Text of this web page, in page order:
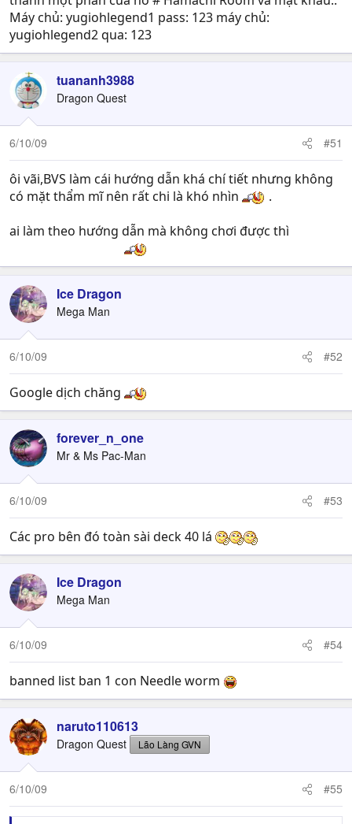
Máy chủ: yugiohlegend1 pass: 123 máy chủ:
yugiohlegend2 qua: 123
tuananh3988
Dragon Quest
6/10/09 #51
ôi vãi,BVS làm cái hướng dẫn khá chí tiết nhưng không
có mặt thẩm mĩ nên rất chi là khó nhìn
.
ai làm theo hướng dẫn mà không chơi được thì
Ice Dragon
Mega Man
6/10/09 #52
Google dịch chăng
forever_n_one
Mr & Ms Pac-Man
6/10/09 #53
Các pro bên đó toàn sài deck 40 lá
Ice Dragon
Mega Man
6/10/09 #54
banned list ban 1 con Needle worm
naruto110613
Dragon Quest Lão Làng GVN
6/10/09 #55